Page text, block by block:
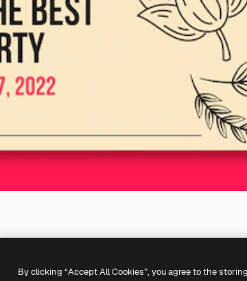
By clicking “Accept All Cookies”, you agree to the